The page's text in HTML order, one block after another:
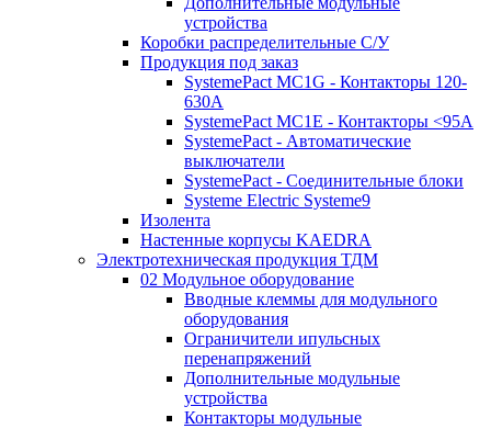
устройства
Коробки распределительные C/У
Продукция под заказ
SystemePact MC1G - Контакторы 120-
630A
SystemePact MC1E - Контакторы <95A
SystemePact - Автоматические
выключатели
SystemePact - Соединительные блоки
Systeme Electric Systeme9
Изолента
Настенные корпусы KAEDRA
Электротехническая продукция ТДМ
02 Модульное оборудование
Вводные клеммы для модульного
оборудования
Ограничители ипульсных
перенапряжений
Дополнительные модульные
устройства
Контакторы модульные